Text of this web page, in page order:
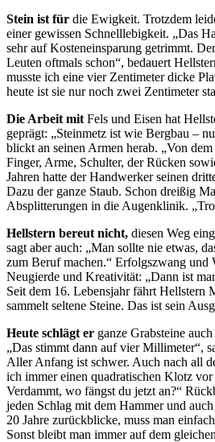
Stein ist für die Ewigkeit. Trotzdem
einer gewissen Schnelllebigkeit. „Das
sehr auf Kosteneinsparung getrimmt.
Leuten oftmals schon“, bedauert
musste ich eine vier Zentimeter dicke
heute ist sie nur noch zwei Zentimeter
Die Arbeit mit Fels und Eisen hat
geprägt: „Steinmetz ist wie Bergbau –
blickt an seinen Armen herab. „Von
Finger, Arme, Schulter, der Rücken
Jahren hatte der Handwerker seinen
Dazu der ganze Staub. Schon dreißig
Absplitterungen in die Augenklinik.
Hellstern bereut nicht, diesen Weg
sagt aber auch: „Man sollte nie etwas,
zum Beruf machen.“ Erfolgszwang und
Neugierde und Kreativität: „Dann ist
Seit dem 16. Lebensjahr fährt Hellstern
sammelt seltene Steine. Das ist sein
Heute schlägt er ganze Grabsteine
„Das stimmt dann auf vier Millimeter“,
Aller Anfang ist schwer. Auch nach all
ich immer einen quadratischen Klotz
Verdammt, wo fängst du jetzt an?“
jeden Schlag mit dem Hammer und
20 Jahre zurückblicke, muss man
Sonst bleibt man immer auf dem